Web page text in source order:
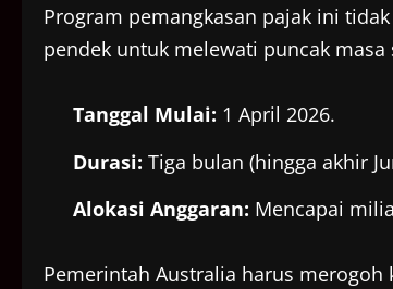
Program pemangkasan pajak ini
pendek untuk melewati puncak
Tanggal Mulai: 1 April 2026.
Durasi: Tiga bulan (hingga akhir
Alokasi Anggaran: Mencapai
Pemerintah Australia harus